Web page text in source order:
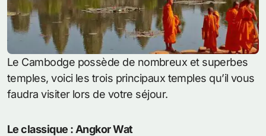
Le Cambodge possède de nombreux et superbes
temples, voici les trois principaux temples qu’il vous
faudra visiter lors de votre séjour.
Le classique : Angkor Wat